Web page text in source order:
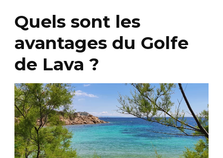
Quels sont les
avantages du Golfe
de Lava ?